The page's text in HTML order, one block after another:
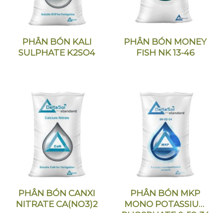
PHÂN BÓN KALI
SULPHATE K2SO4
PHÂN BÓN MONEY
FISH NK 13-46
PHÂN BÓN CANXI
NITRATE CA(NO3)2
PHÂN BÓN MKP
MONO POTASSIUM